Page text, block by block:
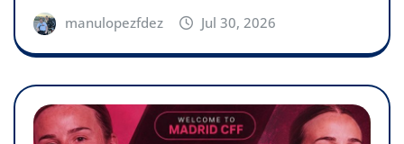
manulopezfdez Jul 30, 2026